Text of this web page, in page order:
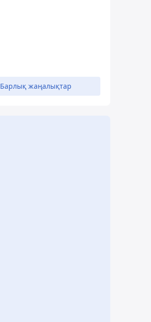
Барлық жаңалықтар